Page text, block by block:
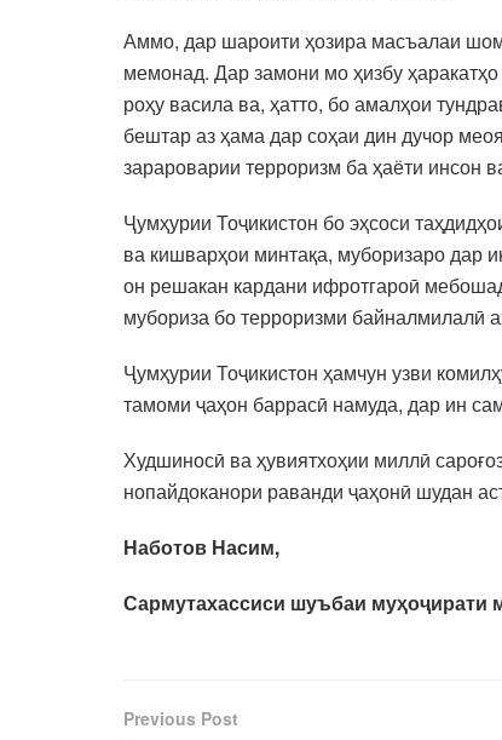
Аммо, дар шароити ҳозира масъалаи
мемонад. Дар замони мо ҳизбу
роҳу васила ва, ҳатто, бо амалҳои
бештар аз ҳама дар соҳаи дин дучор
зарароварии терроризм ба ҳаёти инсон
Ҷумҳурии Тоҷикистон бо эҳсоси
ва кишварҳои минтақа, муборизаро дар
он решакан кардани ифротгароӣ
мубориза бо терроризми байналмилалӣ
Ҷумҳурии Тоҷикистон ҳамчун узви
тамоми ҷаҳон баррасӣ намуда, дар ин
Худшиносӣ ва ҳувиятхоҳии миллӣ
нопайдоканори раванди ҷаҳонӣ шудан
Наботов Насим,
Сармутахассиси шуъбаи муҳоҷирати
Previous Post